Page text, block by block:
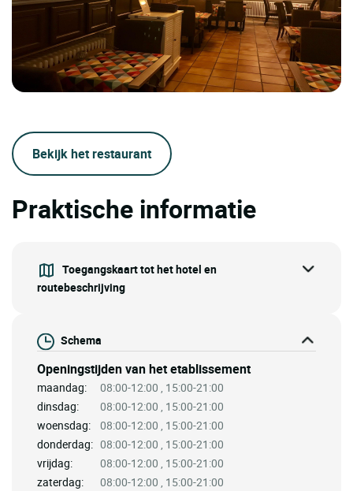
Bekijk het restaurant
Praktische informatie
Toegangskaart tot het hotel en
routebeschrijving
Schema
Openingstijden van het etablissement
maandag:
08:00-12:00 , 15:00-21:00
dinsdag:
08:00-12:00 , 15:00-21:00
woensdag:
08:00-12:00 , 15:00-21:00
donderdag: 08:00-12:00 , 15:00-21:00
vrijdag:
08:00-12:00 , 15:00-21:00
zaterdag:
08:00-12:00 , 15:00-21:00